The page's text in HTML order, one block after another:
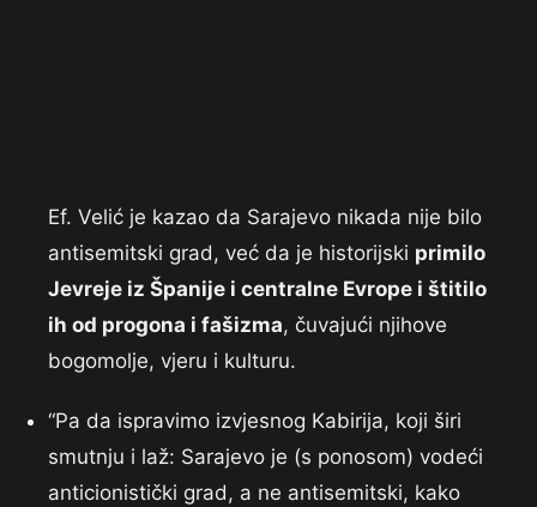
Ef. Velić je kazao da Sarajevo nikada nije bilo
antisemitski grad, već da je historijski primilo
Jevreje iz Španije i centralne Evrope i štitilo
ih od progona i fašizma, čuvajući njihove
bogomolje, vjeru i kulturu.
“Pa da ispravimo izvjesnog Kabirija, koji širi
smutnju i laž: Sarajevo je (s ponosom) vodeći
anticionistički grad, a ne antisemitski, kako